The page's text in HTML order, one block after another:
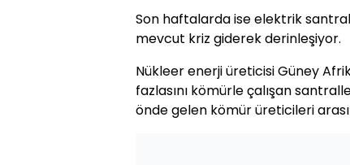
Son haftalarda ise elektrik
mevcut kriz giderek derinleşiyor.
Nükleer enerji üreticisi Güney
fazlasını kömürle çalışan
önde gelen kömür üreticileri